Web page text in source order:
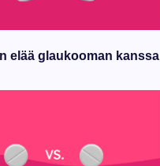
elää glaukooman kanssa